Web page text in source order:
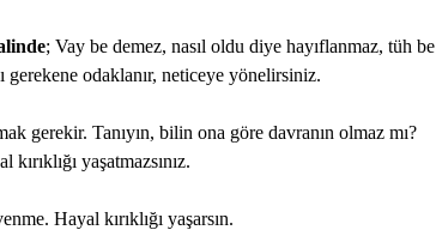
; Vay be demez, nasıl oldu diye hayıflanmaz, tüh be
gerekene odaklanır, neticeye yönelirsiniz.
gerekir. Tanıyın, bilin ona göre davranın olmaz mı?
kırıklığı yaşatmazsınız.
Hayal kırıklığı yaşarsın.